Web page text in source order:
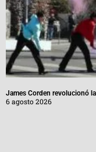
James Corden revolucionó
6 agosto 2026